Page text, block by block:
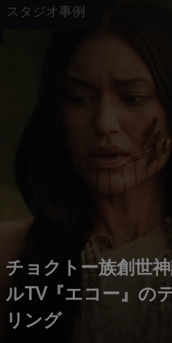
スタジオ事例
チョクトー族創世
ルTV『エコー』の
リング